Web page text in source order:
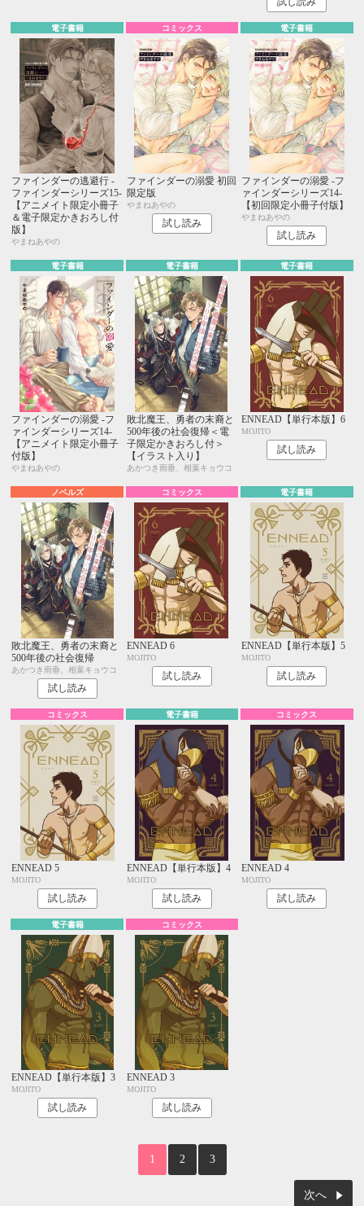
電子書籍
ファインダーの逃避行 -
ファインダーシリーズ15-
【アニメイト限定小冊子
＆電子限定かきおろし付
版】
やまねあやの
コミックス
ファインダーの溺愛 初回
限定版
やまねあやの
試し読み
電子書籍
ファインダーの溺愛 -フ
ァインダーシリーズ14-
【初回限定小冊子付版】
やまねあやの
試し読み
電子書籍
ファインダーの溺愛 -フ
ァインダーシリーズ14-
【アニメイト限定小冊子
付版】
やまねあやの
電子書籍
敗北魔王、勇者の末裔と
500年後の社会復帰＜電
子限定かきおろし付＞
【イラスト入り】
あかつき雨垂、相葉キョウコ
電子書籍
ENNEAD【単行本版】6
MOJITO
試し読み
ノベルズ
敗北魔王、勇者の末裔と
500年後の社会復帰
あかつき雨垂、相葉キョウコ
試し読み
コミックス
ENNEAD 6
MOJITO
試し読み
電子書籍
ENNEAD【単行本版】5
MOJITO
試し読み
コミックス
ENNEAD 5
MOJITO
試し読み
電子書籍
ENNEAD【単行本版】4
MOJITO
試し読み
コミックス
ENNEAD 4
MOJITO
試し読み
電子書籍
ENNEAD【単行本版】3
MOJITO
試し読み
コミックス
ENNEAD 3
MOJITO
試し読み
1 2 3
次へ